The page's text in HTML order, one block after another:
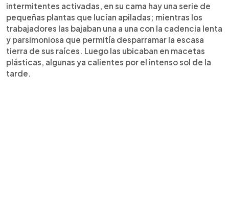
intermitentes activadas, en su cama hay una serie de
pequeñas plantas que lucían apiladas; mientras los
trabajadores las bajaban una a una con la cadencia lenta
y parsimoniosa que permitía desparramar la escasa
tierra de sus raíces. Luego las ubicaban en macetas
plásticas, algunas ya calientes por el intenso sol de la
tarde.